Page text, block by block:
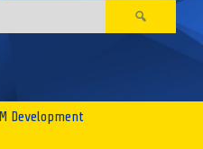
Ricerca
per:
Development